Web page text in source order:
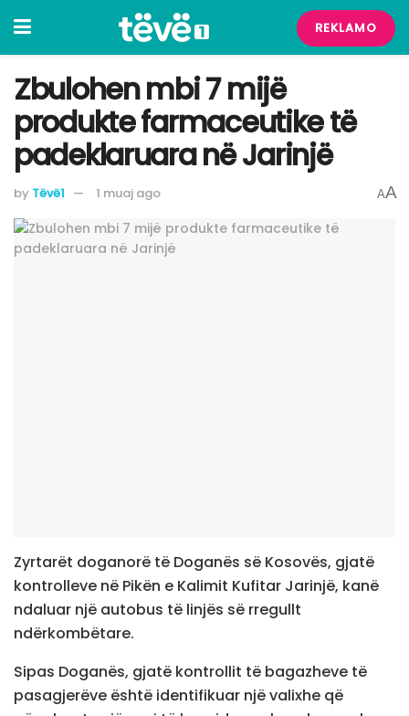
REKLAMO
Zbulohen mbi 7 mijë
produkte farmaceutike të
padeklaruara në Jarinjë
by Tëvë1 1 muaj ago AA
Zyrtarët doganorë të Doganës së Kosovës, gjatë
kontrolleve në Pikën e Kalimit Kufitar Jarinjë, kanë
ndaluar një autobus të linjës së rregullt
ndërkombëtare.
Sipas Doganës, gjatë kontrollit të bagazheve të
pasagjerëve është identifikuar një valixhe që